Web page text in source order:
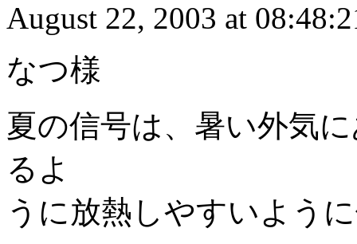
August 22, 2003 at
なつ様
夏の信号は、暑い外気
るよ
うに放熱しやすいよう